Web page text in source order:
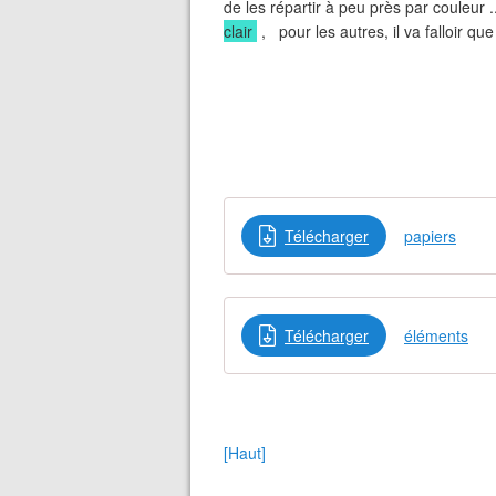
de les répartir à peu près par
clair , pour les autres, il va falloir
Télécharger papiers
Télécharger éléments
[Haut]